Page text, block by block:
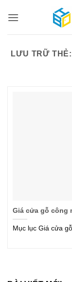
qua
LƯU TRỮ THẺ:
Giá cửa gỗ công
Mục lục Giá cửa